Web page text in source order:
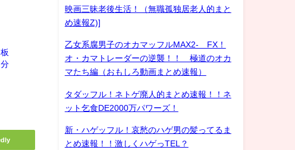
映画三昧老後生活！（無職孤独居老人的まと
め速報Z)]
乙女系腐男子のオカマッフルMAX2- FX！
オ・カマトレーダーの逆襲！！ 極道のオカ
マたち編（おもしろ動画まとめ速報）
タダッフル！ネトゲ廃人的まとめ速報！！ネ
ット乞食DE2000万パワーズ！
新・ハゲッフル！哀愁のハゲ男の髪ってるま
とめ速報！！激しくハゲっTEL？